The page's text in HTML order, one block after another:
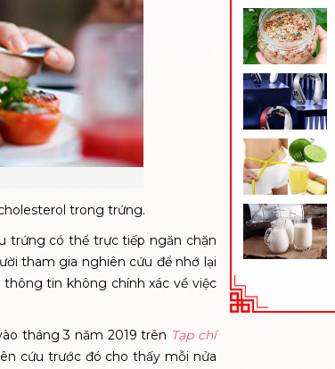
trong trứng.
trứng có thể trực tiếp ngăn chặn
tham gia nghiên cứu để nhớ lại
tin không chính xác về việc
tháng 3 năm 2019 trên Tạp chí
cứu trước đó cho thấy mỗi nửa